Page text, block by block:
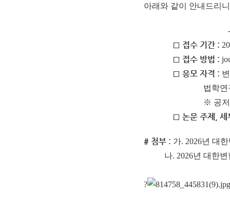
아래와 같이 안내드리
- 아
□ 접수 기간 :
□ 접수 방법 :
□ 응모 자격 :
법학연구생(법
※ 공저
□ 논문 주제, 세
# 첨부 : 가. 2026년 대
나. 2026년 대한변
?